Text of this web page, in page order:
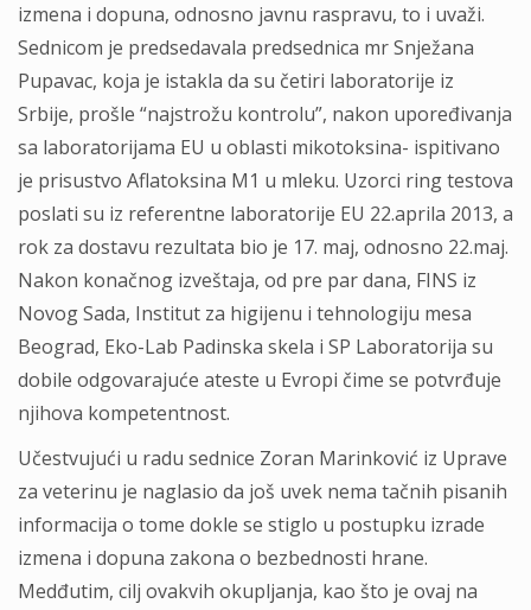
izmena i dopuna, odnosno javnu raspravu, to i uvaži.
Sednicom je predsedavala predsednica mr Snježana
Pupavac, koja je istakla da su četiri laboratorije iz
Srbije, prošle “najstrožu kontrolu”, nakon upoređivanja
sa laboratorijama EU u oblasti mikotoksina- ispitivano
je prisustvo Aflatoksina M1 u mleku. Uzorci ring testova
poslati su iz referentne laboratorije EU 22.aprila 2013, a
rok za dostavu rezultata bio je 17. maj, odnosno 22.maj.
Nakon konačnog izveštaja, od pre par dana, FINS iz
Novog Sada, Institut za higijenu i tehnologiju mesa
Beograd, Eko-Lab Padinska skela i SP Laboratorija su
dobile odgovarajuće ateste u Evropi čime se potvrđuje
njihova kompetentnost.
Učestvujući u radu sednice Zoran Marinković iz Uprave
za veterinu je naglasio da još uvek nema tačnih pisanih
informacija o tome dokle se stiglo u postupku izrade
izmena i dopuna zakona o bezbednosti hrane.
Medđutim, cilj ovakvih okupljanja, kao što je ovaj na